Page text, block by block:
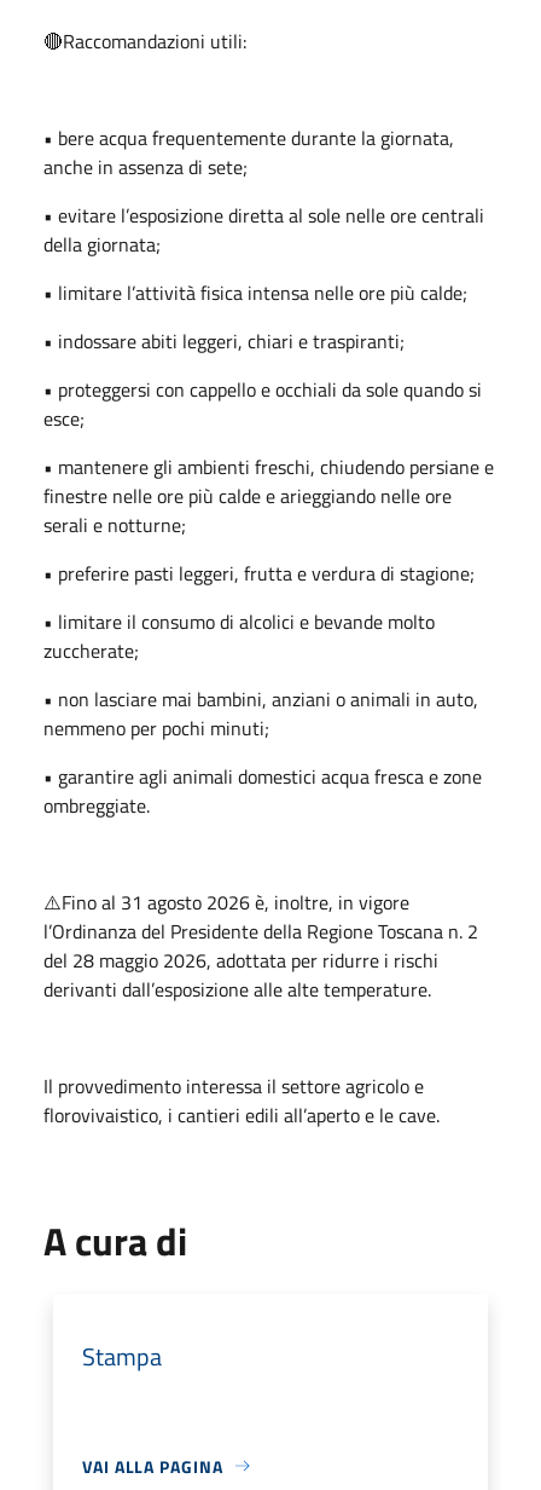
🔴Raccomandazioni utili:
• bere acqua frequentemente durante la giornata,
anche in assenza di sete;
• evitare l’esposizione diretta al sole nelle ore centrali
della giornata;
• limitare l’attività fisica intensa nelle ore più calde;
• indossare abiti leggeri, chiari e traspiranti;
• proteggersi con cappello e occhiali da sole quando si
esce;
• mantenere gli ambienti freschi, chiudendo persiane e
finestre nelle ore più calde e arieggiando nelle ore
serali e notturne;
• preferire pasti leggeri, frutta e verdura di stagione;
• limitare il consumo di alcolici e bevande molto
zuccherate;
• non lasciare mai bambini, anziani o animali in auto,
nemmeno per pochi minuti;
• garantire agli animali domestici acqua fresca e zone
ombreggiate.
⚠️Fino al 31 agosto 2026 è, inoltre, in vigore
l’Ordinanza del Presidente della Regione Toscana n. 2
del 28 maggio 2026, adottata per ridurre i rischi
derivanti dall’esposizione alle alte temperature.
Il provvedimento interessa il settore agricolo e
florovivaistico, i cantieri edili all’aperto e le cave.
A cura di
Stampa
VAI ALLA PAGINA